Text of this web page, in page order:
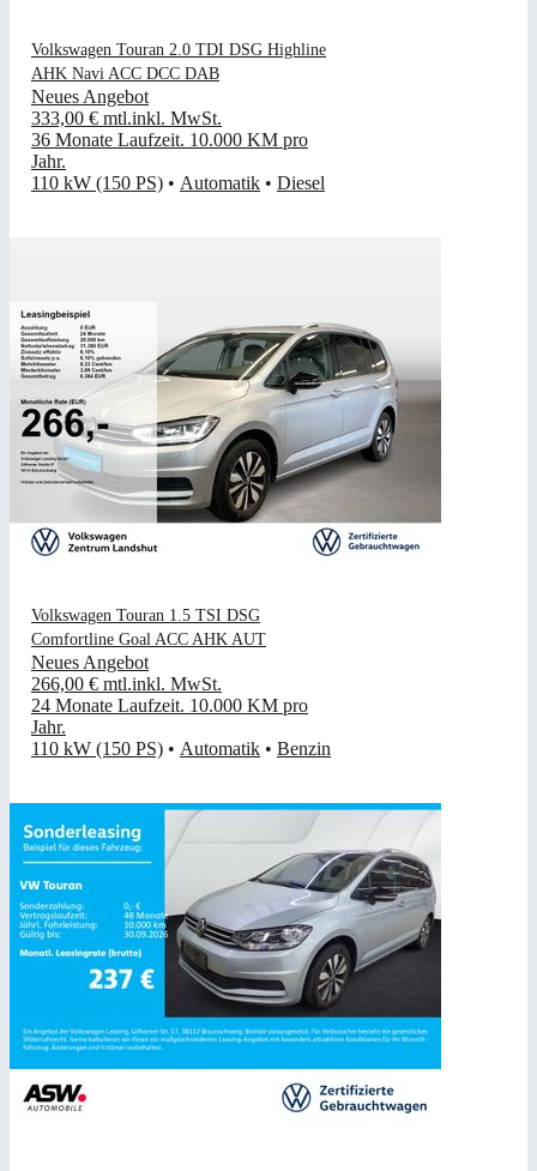
Volkswagen Touran 2.0 TDI DSG Highline
AHK Navi ACC DCC DAB
Neues Angebot
333,00 € mtl.inkl. MwSt.
36 Monate Laufzeit. 10.000 KM pro
Jahr.
110 kW (150 PS) • Automatik • Diesel
Volkswagen Touran 1.5 TSI DSG
Comfortline Goal ACC AHK AUT
Neues Angebot
266,00 € mtl.inkl. MwSt.
24 Monate Laufzeit. 10.000 KM pro
Jahr.
110 kW (150 PS) • Automatik • Benzin